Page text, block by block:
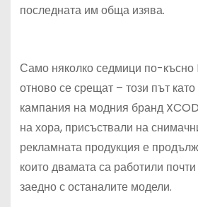
последната им обща изява.
Само няколко седмици по-
отново се срещат – този път
кампания на модния бранд
на хора, присъствали на
рекламната продукция е
които двамата са работили
заедно с останалите модели.